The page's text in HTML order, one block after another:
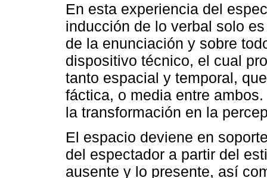
En esta experiencia del
inducción de lo verbal solo
de la enunciación y sobre
dispositivo técnico, el cual
tanto espacial y temporal,
fáctica, o media entre
la transformación en la
El espacio deviene en
del espectador a partir del
ausente y lo presente, así